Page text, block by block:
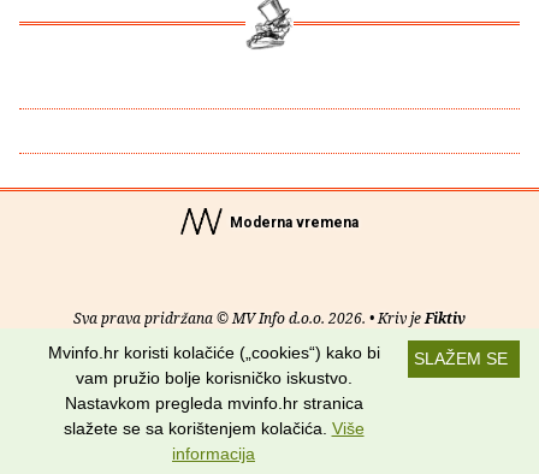
Moderna vremena
Sva prava pridržana © MV Info d.o.o. 2026. • Kriv jeFiktiv
O nama• Pomoć• Uvjeti korištenja•RSS kanali
Potraži nas na:
SLAŽEM SE
Mvinfo.hr koristi kolačiće („cookies“) kako bi
vam pružio bolje korisničko iskustvo.
Nastavkom pregleda mvinfo.hr stranica
slažete se sa korištenjem kolačića. Više
informacija